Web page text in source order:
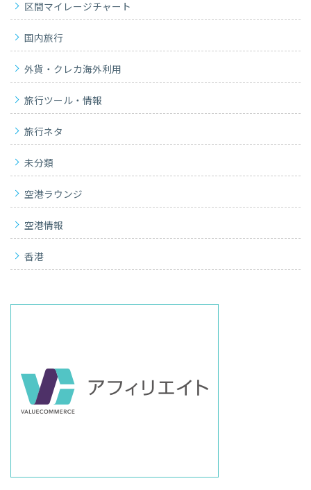
区間マイレージチャート
国内旅行
外貨・クレカ海外利用
旅行ツール・情報
旅行ネタ
未分類
空港ラウンジ
空港情報
香港